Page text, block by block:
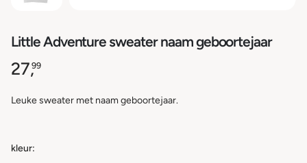
Little Adventure sweater naam geboortejaar
27,99
Leuke sweater met naam geboortejaar.
kleur